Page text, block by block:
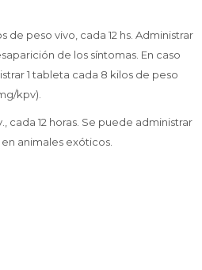
de peso vivo, cada 12 hs. Administrar
de los síntomas. En caso
1 tableta cada 8 kilos de peso
kpv).
cada 12 horas. Se puede administrar
animales exóticos.